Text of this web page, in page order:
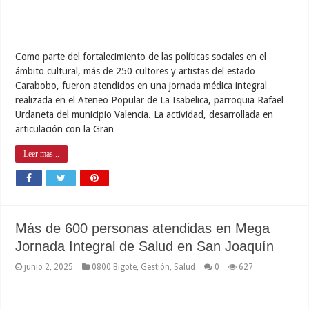
Como parte del fortalecimiento de las políticas sociales en el
ámbito cultural, más de 250 cultores y artistas del estado
Carabobo, fueron atendidos en una jornada médica integral
realizada en el Ateneo Popular de La Isabelica, parroquia Rafael
Urdaneta del municipio Valencia. La actividad, desarrollada en
articulación con la Gran …
Leer mas...
Más de 600 personas atendidas en Mega
Jornada Integral de Salud en San Joaquín
junio 2, 2025 0800 Bigote Gestión Salud 0 627